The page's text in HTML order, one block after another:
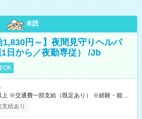
未読
1,830円～】夜間見守りヘルパ
日から／夜勤専従） /Jb
OK
上 ※交通費一部支給（既定あり） ※経験・能力を
場合：1,830円×8時
円×8時間×12回
給あり